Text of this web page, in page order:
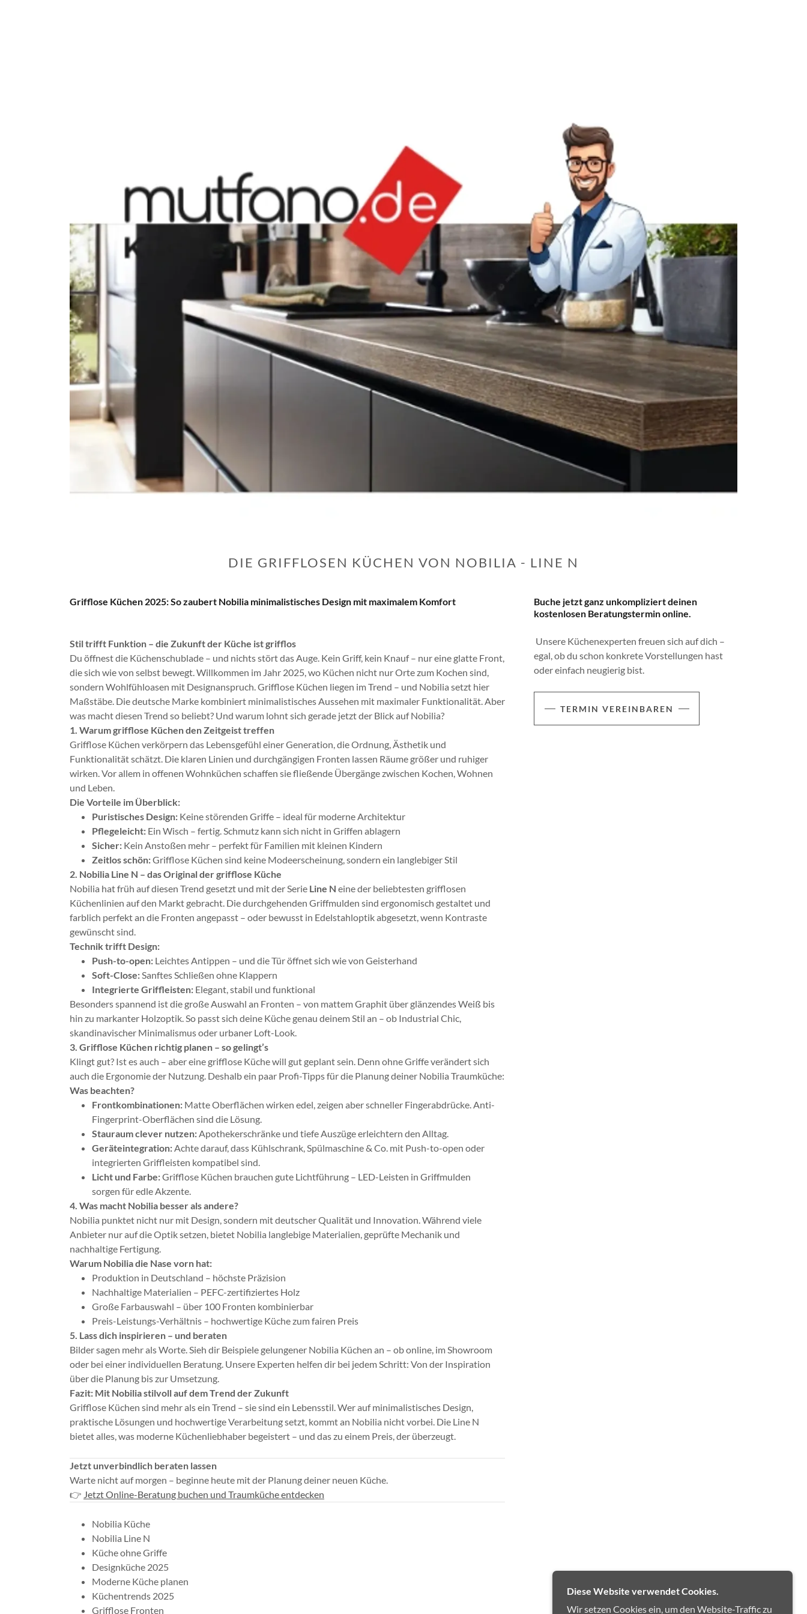
DIE GRIFFLOSEN KÜCHEN VON NOBILIA - LINE N
Grifflose Küchen 2025: So zaubert Nobilia minimalistisches Design mit maximalem Komfort
Stil trifft Funktion – die Zukunft der Küche ist grifflos
Du öffnest die Küchenschublade – und nichts stört das Auge. Kein Griff, kein Knauf – nur eine glatte Front,
die sich wie von selbst bewegt. Willkommen im Jahr 2025, wo Küchen nicht nur Orte zum Kochen sind,
sondern Wohlfühloasen mit Designanspruch. Grifflose Küchen liegen im Trend – und Nobilia setzt hier
Maßstäbe. Die deutsche Marke kombiniert minimalistisches Aussehen mit maximaler Funktionalität. Aber
was macht diesen Trend so beliebt? Und warum lohnt sich gerade jetzt der Blick auf Nobilia?
1. Warum grifflose Küchen den Zeitgeist treffen
Grifflose Küchen verkörpern das Lebensgefühl einer Generation, die Ordnung, Ästhetik und
Funktionalität schätzt. Die klaren Linien und durchgängigen Fronten lassen Räume größer und ruhiger
wirken. Vor allem in offenen Wohnküchen schaffen sie fließende Übergänge zwischen Kochen, Wohnen
und Leben.
Die Vorteile im Überblick:
Puristisches Design:Keine störenden Griffe – ideal für moderne Architektur
Pflegeleicht:Ein Wisch – fertig. Schmutz kann sich nicht in Griffen ablagern
Sicher:Kein Anstoßen mehr – perfekt für Familien mit kleinen Kindern
Zeitlos schön:Grifflose Küchen sind keine Modeerscheinung, sondern ein langlebiger Stil
2. Nobilia Line N – das Original der grifflose Küche
Nobilia hat früh auf diesen Trend gesetzt und mit der Serie Line N eine der beliebtesten grifflosen
Küchenlinien auf den Markt gebracht. Die durchgehenden Griffmulden sind ergonomisch gestaltet und
farblich perfekt an die Fronten angepasst – oder bewusst in Edelstahloptik abgesetzt, wenn Kontraste
gewünscht sind.
Technik trifft Design:
Push-to-open:Leichtes Antippen – und die Tür öffnet sich wie von Geisterhand
Soft-Close:Sanftes Schließen ohne Klappern
Integrierte Griffleisten:Elegant, stabil und funktional
Besonders spannend ist die große Auswahl an Fronten – von mattem Graphit über glänzendes Weiß bis
hin zu markanter Holzoptik. So passt sich deine Küche genau deinem Stil an – ob Industrial Chic,
skandinavischer Minimalismus oder urbaner Loft-Look.
3. Grifflose Küchen richtig planen – so gelingt’s
Klingt gut? Ist es auch – aber eine grifflose Küche will gut geplant sein. Denn ohne Griffe verändert sich
auch die Ergonomie der Nutzung. Deshalb ein paar Profi-Tipps für die Planung deiner Nobilia Traumküche:
Was beachten?
Frontkombinationen:Matte Oberflächen wirken edel, zeigen aber schneller Fingerabdrücke. Anti-
Fingerprint-Oberflächen sind die Lösung.
Stauraum clever nutzen:Apothekerschränke und tiefe Auszüge erleichtern den Alltag.
Geräteintegration:Achte darauf, dass Kühlschrank, Spülmaschine & Co. mit Push-to-open oder
integrierten Griffleisten kompatibel sind.
Licht und Farbe:Grifflose Küchen brauchen gute Lichtführung – LED-Leisten in Griffmulden
sorgen für edle Akzente.
4. Was macht Nobilia besser als andere?
Nobilia punktet nicht nur mit Design, sondern mit deutscher Qualität und Innovation. Während viele
Anbieter nur auf die Optik setzen, bietet Nobilia langlebige Materialien, geprüfte Mechanik und
nachhaltige Fertigung.
Warum Nobilia die Nase vorn hat:
Produktion in Deutschland – höchste Präzision
Nachhaltige Materialien – PEFC-zertifiziertes Holz
Große Farbauswahl – über 100 Fronten kombinierbar
Preis-Leistungs-Verhältnis – hochwertige Küche zum fairen Preis
5. Lass dich inspirieren – und beraten
Bilder sagen mehr als Worte. Sieh dir Beispiele gelungener Nobilia Küchen an – ob online, im Showroom
oder bei einer individuellen Beratung. Unsere Experten helfen dir bei jedem Schritt: Von der Inspiration
über die Planung bis zur Umsetzung.
Fazit: Mit Nobilia stilvoll auf dem Trend der Zukunft
Grifflose Küchen sind mehr als ein Trend – sie sind ein Lebensstil. Wer auf minimalistisches Design,
praktische Lösungen und hochwertige Verarbeitung setzt, kommt an Nobilia nicht vorbei. Die Line N
bietet alles, was moderne Küchenliebhaber begeistert – und das zu einem Preis, der überzeugt.
Jetzt unverbindlich beraten lassen
Warte nicht auf morgen – beginne heute mit der Planung deiner neuen Küche.
👉 Jetzt Online-Beratung buchen und Traumküche entdecken
Nobilia Küche
Nobilia Line N
Küche ohne Griffe
Designküche 2025
Moderne Küche planen
Küchentrends 2025
Grifflose Fronten
Buche jetzt ganz unkompliziert deinen
kostenlosen Beratungstermin online.
Unsere Küchenexperten freuen sich auf dich –
egal, ob du schon konkrete Vorstellungen hast
oder einfach neugierig bist.
TERMIN VEREINBAREN
Diese Website verwendet Cookies.
Wir setzen Cookies ein, um den Website-Traffic zu